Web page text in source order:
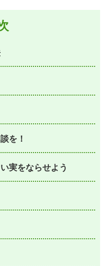
を！
実をならせよう